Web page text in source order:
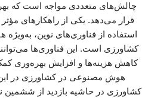
چالش‌های متعددی مواجه است که
قرار می‌دهد. یکی از راهکارهای مؤثر
استفاده از فناوری‌های نوین،
کشاورزی است. این فناوری‌ها
کاهش هزینه‌ها و افزایش بهره‌وری
هوش مصنوعی در کشاورزی در این
کشاورزی در حاشیه بازدید از ششمین